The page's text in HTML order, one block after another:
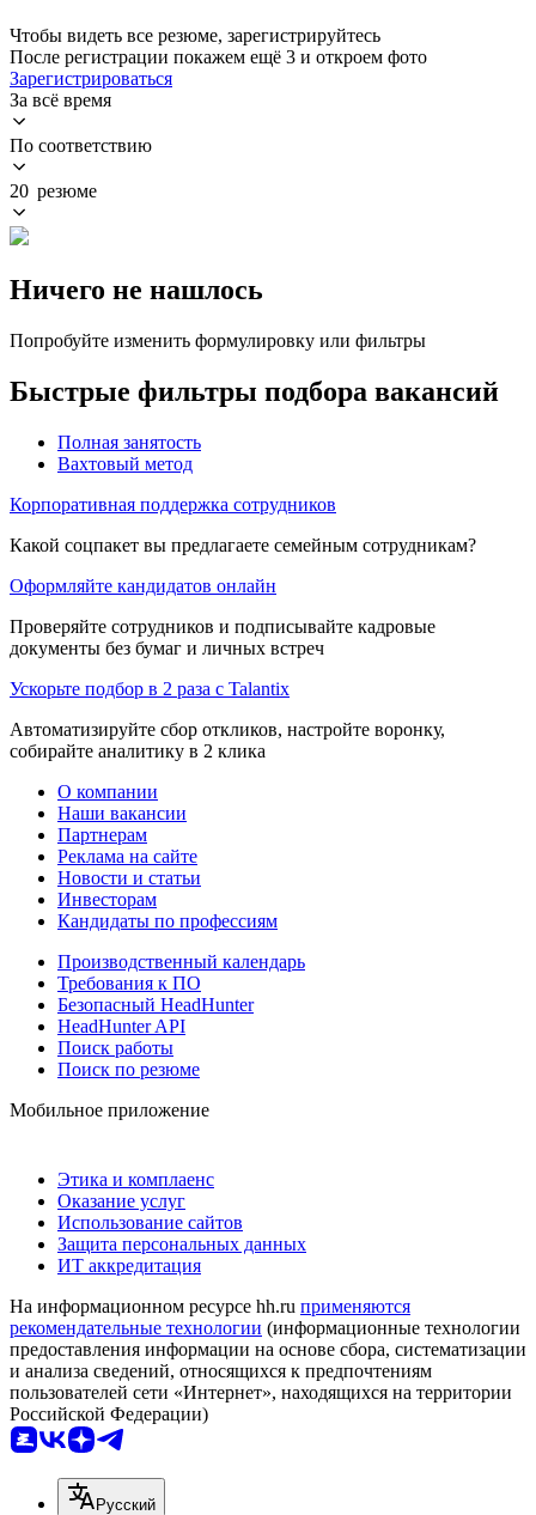
Чтобы видеть все резюме, зарегистрируйтесь
После регистрации покажем ещё 3 и откроем фото
Зарегистрироваться
За всё время
По соответствию
20 резюме
Ничего не нашлось
Попробуйте изменить формулировку или фильтры
Быстрые фильтры подбора вакансий
Полная занятость
Вахтовый метод
Корпоративная поддержка сотрудников
Какой соцпакет вы предлагаете семейным сотрудникам?
Оформляйте кандидатов онлайн
Проверяйте сотрудников и подписывайте кадровые
документы без бумаг и личных встреч
Ускорьте подбор в 2 раза с Talantix
Автоматизируйте сбор откликов, настройте воронку,
собирайте аналитику в 2 клика
О компании
Наши вакансии
Партнерам
Реклама на сайте
Новости и статьи
Инвесторам
Кандидаты по профессиям
Производственный календарь
Требования к ПО
Безопасный HeadHunter
HeadHunter API
Поиск работы
Поиск по резюме
Мобильное приложение
Этика и комплаенс
Оказание услуг
Использование сайтов
Защита персональных данных
ИТ аккредитация
На информационном ресурсе hh.ru применяются
рекомендательные технологии (информационные технологии
предоставления информации на основе сбора, систематизации
и анализа сведений, относящихся к предпочтениям
пользователей сети «Интернет», находящихся на территории
Российской Федерации)
Русский